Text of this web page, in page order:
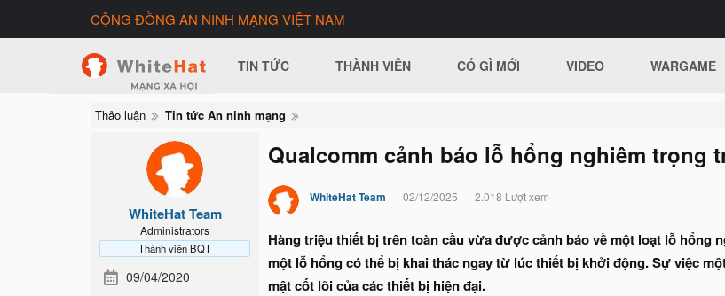
CỘNG ĐỒNG AN NINH MẠNG VIỆT NAM
TIN TỨC THÀNH VIÊN CÓ GÌ MỚI VIDEO WARGAME
Thảo luận Tin tức An ninh mạng
WhiteHat Team
Administrators
Thành viên BQT
09/04/2020
Qualcomm cảnh báo lỗ hổng nghiêm trọng
WhiteHat Team 02/12/2025 2.018 Lượt xem
Hàng triệu thiết bị trên toàn cầu vừa được cảnh báo về một loạt lỗ hổng
một lỗ hổng có thể bị khai thác ngay từ lúc thiết bị khởi động. Sự việc
mật cốt lõi của các thiết bị hiện đại.